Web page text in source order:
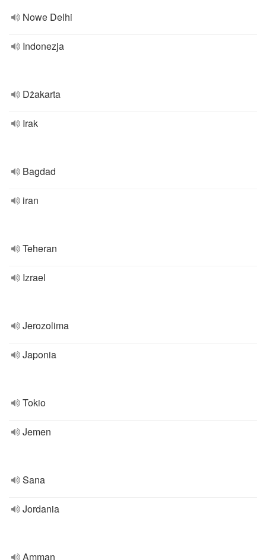
Nowe Delhi
Indonezja
Dżakarta
Irak
Bagdad
iran
Teheran
Izrael
Jerozolima
Japonia
Tokio
Jemen
Sana
Jordania
Amman